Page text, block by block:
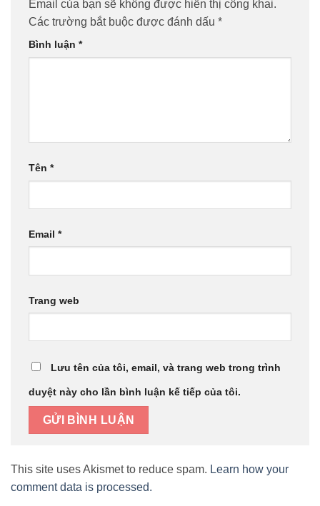
Email của bạn sẽ không được hiển thị công khai.
Các trường bắt buộc được đánh dấu *
Bình luận *
Tên *
Email *
Trang web
Lưu tên của tôi, email, và trang web trong trình
duyệt này cho lần bình luận kế tiếp của tôi.
This site uses Akismet to reduce spam. Learn how your
comment data is processed.